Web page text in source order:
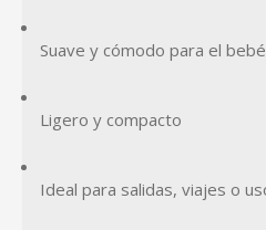
Suave y cómodo para el bebé
Ligero y compacto
Ideal para salidas, viajes o